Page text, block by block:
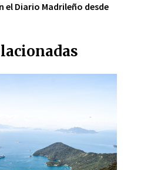
el Diario Madrileño desde